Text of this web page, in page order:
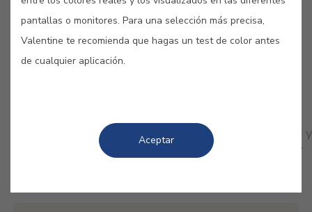
de lo alegre, divertido y sociable que es este color y
combina sus diferentes tonalidades para conseguir
pantallas o monitores. Para una selección más precisa,
Valentine te recomienda que hagas un test de color antes
de cualquier aplicación.
Aceptar